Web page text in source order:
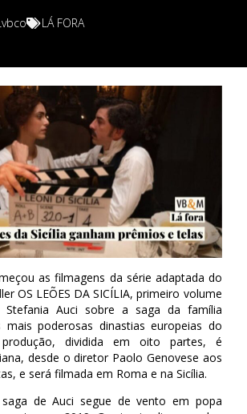
LÁ FORA
as filmagens da série adaptada do
OS LEÕES DA SICÍLIA, primeiro volume
Auci sobre a saga da família
mais poderosas dinastias europeias do
dividida em oito partes, é
desde o diretor Paolo Genovese aos
e será filmada em Roma e na Sicília.
de Auci segue de vento em popa